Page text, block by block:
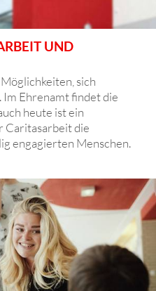
UND
sich
Ehrenamt findet die
heute ist ein
Caritasarbeit die
engagierten Menschen.